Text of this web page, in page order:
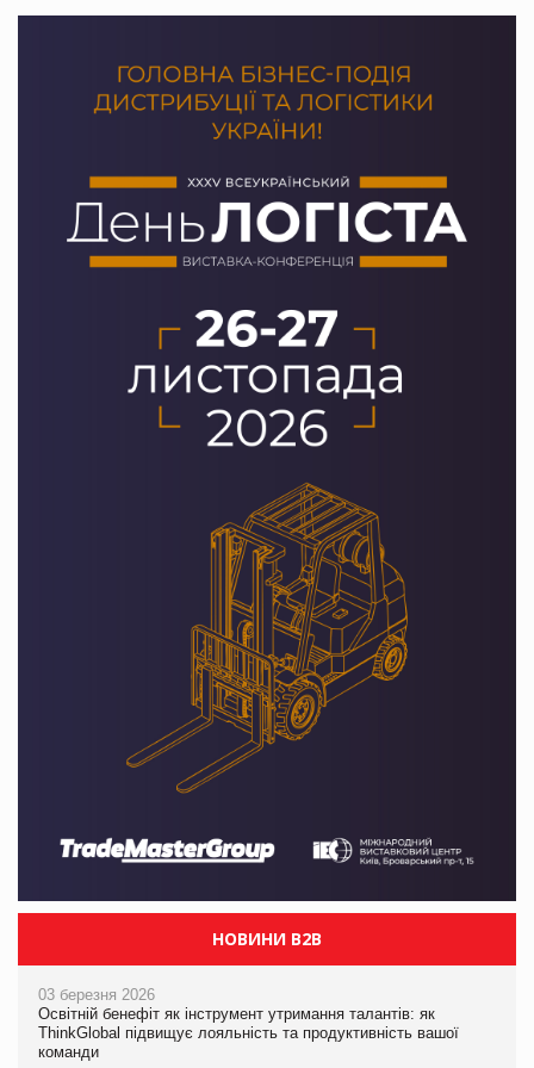
НОВИНИ B2B
03 березня 2026
Освітній бенефіт як інструмент утримання талантів: як
ThinkGlobal підвищує лояльність та продуктивність вашої
команди